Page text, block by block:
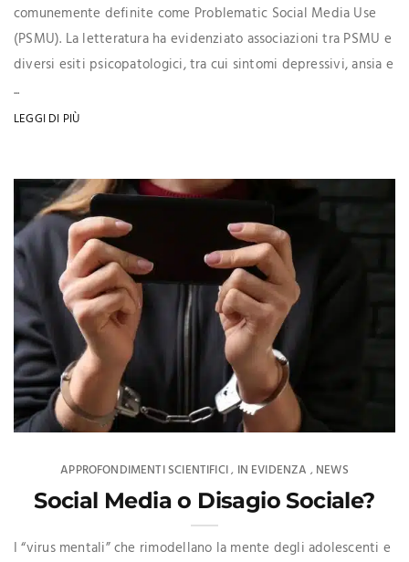
comunemente definite come Problematic Social Media Use
(PSMU). La letteratura ha evidenziato associazioni tra PSMU e
diversi esiti psicopatologici, tra cui sintomi depressivi, ansia e
...
LEGGI DI PIÙ
APPROFONDIMENTI SCIENTIFICI, IN EVIDENZA , NEWS
Social Media o Disagio Sociale?
I “virus mentali” che rimodellano la mente degli adolescenti e